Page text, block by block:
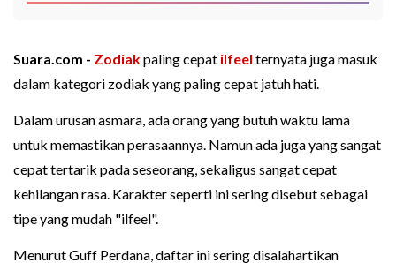
Suara.com - Zodiakpaling cepat ilfeel ternyata juga masuk
dalam kategori zodiak yang paling cepat jatuh hati.
Dalam urusan asmara, ada orang yang butuh waktu lama
untuk memastikan perasaannya. Namun ada juga yang sangat
cepat tertarik pada seseorang, sekaligus sangat cepat
kehilangan rasa. Karakter seperti ini sering disebut sebagai
tipe yang mudah "ilfeel".
Menurut Guff Perdana, daftar ini sering disalahartikan